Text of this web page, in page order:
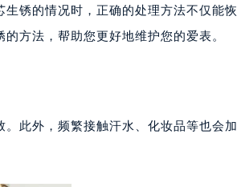
前预约）
室（需提前预约）
室（需提前预约）
07室（需提前预约）
预约）
锈的情况时，正确的处理方法不仅能恢
方法，帮助您更好地维护您的爱表。
此外，频繁接触汗水、化妆品等也会加